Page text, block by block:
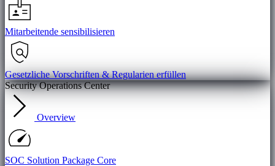
Mitarbeitende sensibilisieren
Gesetzliche Vorschriften & Regularien erfüllen
Security Operations Center
Overview
SOC Solution Package Core